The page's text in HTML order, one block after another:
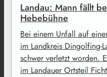
Landau: Mann fällt
Hebebühne
Bei einem Unfall auf
im Landkreis Dingolfing-
schwer verletzt worden.
im Landauer Ortsteil